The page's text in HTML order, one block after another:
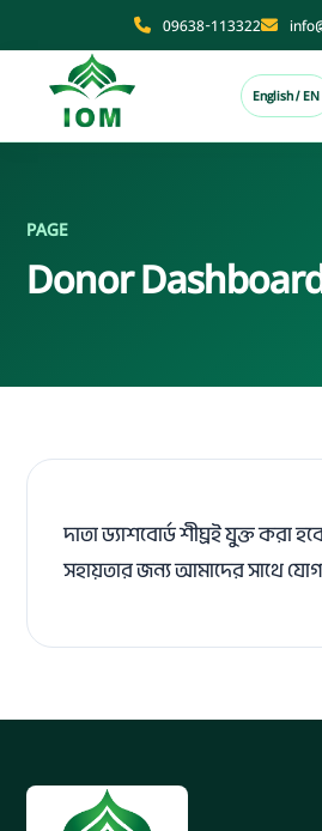
09638-113322
English / EN
PAGE
Donor
দাতা ড্যাশবোর্ড শীঘ্রই যুক্ত করা
সহায়তার জন্য আমাদের সাথে